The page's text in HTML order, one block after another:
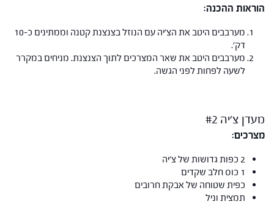
הוראות ההכנה:
מערבבים היטב את הצ'יה עם הנוזל בצנצנת קטנה וממתינים כ-10
דק'.
מערבבים היטב את שאר המצרכים לתוך הצנצנת. מניחים במקרר
לשעה לפחות לפני הגשה.
מעדן צ'יה #2
מצרכים:
2 כפות גדושות של צ'יה
1 כוס חלב שקדים
כפית שטוחה של אבקת חרובים
תמצית וניל